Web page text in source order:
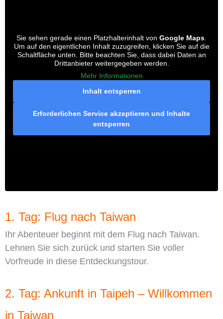
Sie sehen gerade einen Platzhalterinhalt von Google Maps.
Um auf den eigentlichen Inhalt zuzugreifen, klicken Sie auf die
Schaltfläche unten. Bitte beachten Sie, dass dabei Daten an
Drittanbieter weitergegeben werden.
Mehr Informationen
Inhalt entsperren
Erforderlichen Service akzeptieren und Inhalte
entsperren
1. Tag: Flug nach Taiwan
Ihr Abenteuer beginnt mit dem Flug nach Taiwan.
Lehnen Sie sich zurück und starten Sie voller
Vorfreude in diese Entdeckungstour.
2. Tag: Ankunft in Taipeh – Willkommen
in Taiwan